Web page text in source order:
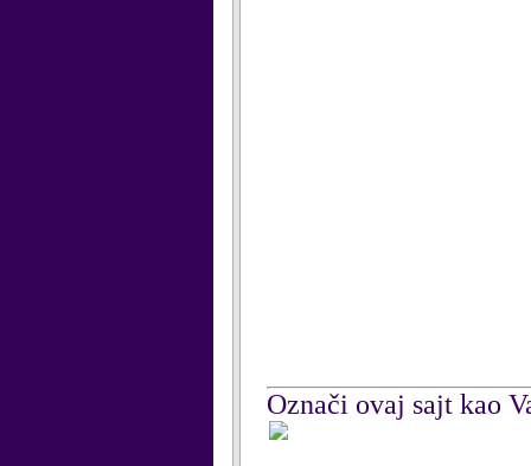
Označi ovaj sajt kao